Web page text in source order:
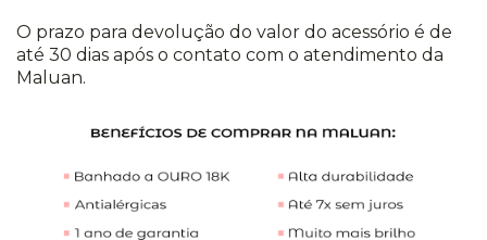
O prazo para devolução do valor do acessório é de
até 30 dias após o contato com o atendimento da
Maluan.